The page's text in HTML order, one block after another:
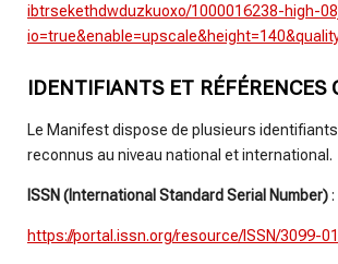
ibtrsekethdwduzkuoxo/1000016238-high-
IDENTIFIANTS ET RÉFÉRENCES
Le Manifest dispose de plusieurs
reconnus au niveau national et international.
ISSN (International Standard Serial Number):
https://portal.issn.org/resource/ISSN/3099-